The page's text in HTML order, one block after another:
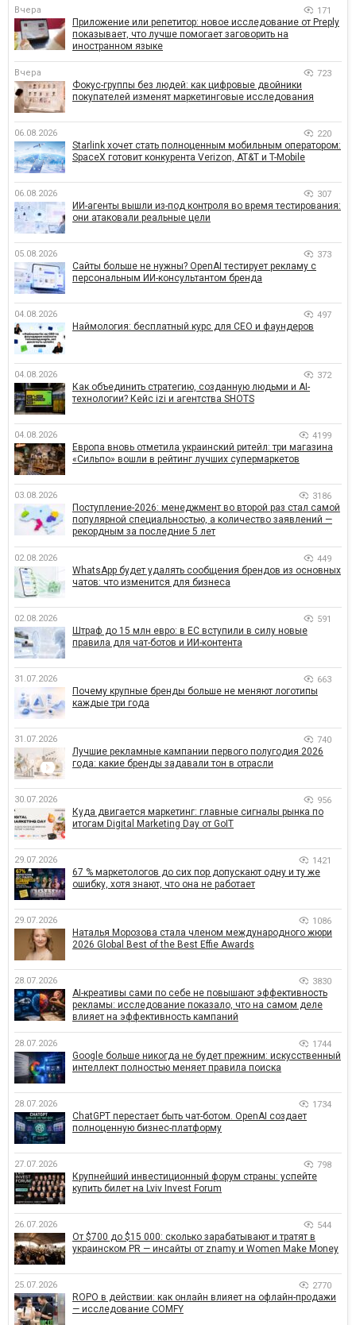
Вчера 171
Приложение или репетитор: новое исследование от Preply
показывает, что лучше помогает заговорить на
иностранном языке
Вчера 723
Фокус-группы без людей: как цифровые двойники
покупателей изменят маркетинговые исследования
06.08.2026 220
Starlink хочет стать полноценным мобильным оператором:
SpaceX готовит конкурента Verizon, AT&T и T-Mobile
06.08.2026 307
ИИ-агенты вышли из-под контроля во время тестирования:
они атаковали реальные цели
05.08.2026 373
Сайты больше не нужны? OpenAI тестирует рекламу с
персональным ИИ-консультантом бренда
04.08.2026 497
Наймология: бесплатный курс для CEO и фаундеров
04.08.2026 372
Как объединить стратегию, созданную людьми и AI-
технологии? Кейс izi и агентства SHOTS
04.08.2026 4199
Европа вновь отметила украинский ритейл: три магазина
«Сильпо» вошли в рейтинг лучших супермаркетов
03.08.2026 3186
Поступление-2026: менеджмент во второй раз стал самой
популярной специальностью, а количество заявлений —
рекордным за последние 5 лет
02.08.2026 449
WhatsApp будет удалять сообщения брендов из основных
чатов: что изменится для бизнеса
02.08.2026 591
Штраф до 15 млн евро: в ЕС вступили в силу новые
правила для чат-ботов и ИИ-контента
31.07.2026 663
Почему крупные бренды больше не меняют логотипы
каждые три года
31.07.2026 740
Лучшие рекламные кампании первого полугодия 2026
года: какие бренды задавали тон в отрасли
30.07.2026 956
Куда двигается маркетинг: главные сигналы рынка по
итогам Digital Marketing Day от GoIT
29.07.2026 1421
67 % маркетологов до сих пор допускают одну и ту же
ошибку, хотя знают, что она не работает
29.07.2026 1086
Наталья Морозова стала членом международного жюри
2026 Global Best of the Best Effie Awards
28.07.2026 3830
AI-креативы сами по себе не повышают эффективность
рекламы: исследование показало, что на самом деле
влияет на эффективность кампаний
28.07.2026 1744
Google больше никогда не будет прежним: искусственный
интеллект полностью меняет правила поиска
28.07.2026 1734
ChatGPT перестает быть чат-ботом. OpenAI создает
полноценную бизнес-платформу
27.07.2026 798
Крупнейший инвестиционный форум страны: успейте
купить билет на Lviv Invest Forum
26.07.2026 544
От $700 до $15 000: сколько зарабатывают и тратят в
украинском PR — инсайты от znamy и Women Make Money
25.07.2026 2770
ROPO в действии: как онлайн влияет на офлайн-продажи
— исследование COMFY